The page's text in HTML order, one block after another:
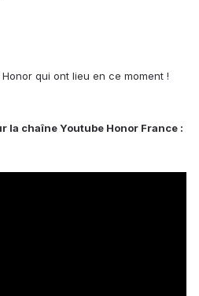
qui ont lieu en ce moment !
la chaîne Youtube Honor France :